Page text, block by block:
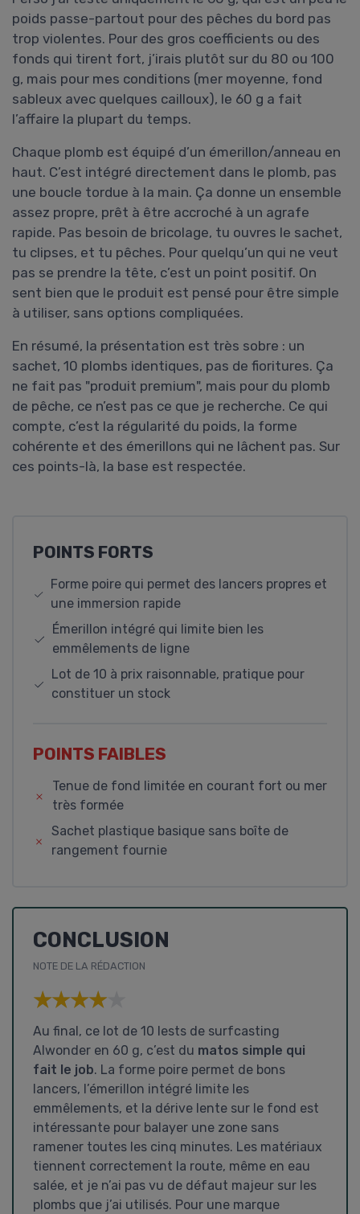
poids passe-partout pour des pêches du bord pas
trop violentes. Pour des gros coefficients ou des
fonds qui tirent fort, j’irais plutôt sur du 80 ou 100
g, mais pour mes conditions (mer moyenne, fond
sableux avec quelques cailloux), le 60 g a fait
l’affaire la plupart du temps.
Chaque plomb est équipé d’un émerillon/anneau en
haut. C’est intégré directement dans le plomb, pas
une boucle tordue à la main. Ça donne un ensemble
assez propre, prêt à être accroché à un agrafe
rapide. Pas besoin de bricolage, tu ouvres le sachet,
tu clipses, et tu pêches. Pour quelqu’un qui ne veut
pas se prendre la tête, c’est un point positif. On
sent bien que le produit est pensé pour être simple
à utiliser, sans options compliquées.
En résumé, la présentation est très sobre : un
sachet, 10 plombs identiques, pas de fioritures. Ça
ne fait pas "produit premium", mais pour du plomb
de pêche, ce n’est pas ce que je recherche. Ce qui
compte, c’est la régularité du poids, la forme
cohérente et des émerillons qui ne lâchent pas. Sur
ces points-là, la base est respectée.
POINTS FORTS
Forme poire qui permet des lancers propres et
une immersion rapide
Émerillon intégré qui limite bien les
emmêlements de ligne
Lot de 10 à prix raisonnable, pratique pour
constituer un stock
POINTS FAIBLES
Tenue de fond limitée en courant fort ou mer
très formée
Sachet plastique basique sans boîte de
rangement fournie
CONCLUSION
NOTE DE LA RÉDACTION
★★★★★
★★★★★
Au final, ce lot de 10 lests de surfcasting
Alwonder en 60 g, c’est du matos simple qui
fait le job. La forme poire permet de bons
lancers, l’émerillon intégré limite les
emmêlements, et la dérive lente sur le fond est
intéressante pour balayer une zone sans
ramener toutes les cinq minutes. Les matériaux
tiennent correctement la route, même en eau
salée, et je n’ai pas vu de défaut majeur sur les
plombs que j’ai utilisés. Pour une marque